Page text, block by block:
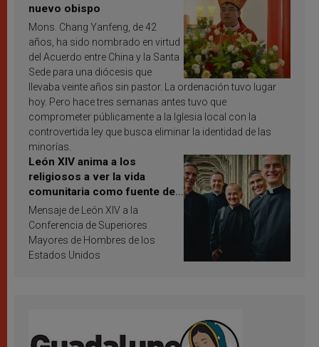
nuevo obispo
Mons. Chang Yanfeng, de 42
años, ha sido nombrado en virtud
del Acuerdo entre China y la Santa
Sede para una diócesis que
llevaba veinte años sin pastor. La ordenación tuvo lugar
hoy. Pero hace tres semanas antes tuvo que
comprometer públicamente a la Iglesia local con la
controvertida ley que busca eliminar la identidad de las
minorías.
León XIV anima a los
religiosos a ver la vida
comunitaria como fuente de
inspiración y santificación
Mensaje de León XIV a la
Conferencia de Superiores
Mayores de Hombres de los
Estados Unidos